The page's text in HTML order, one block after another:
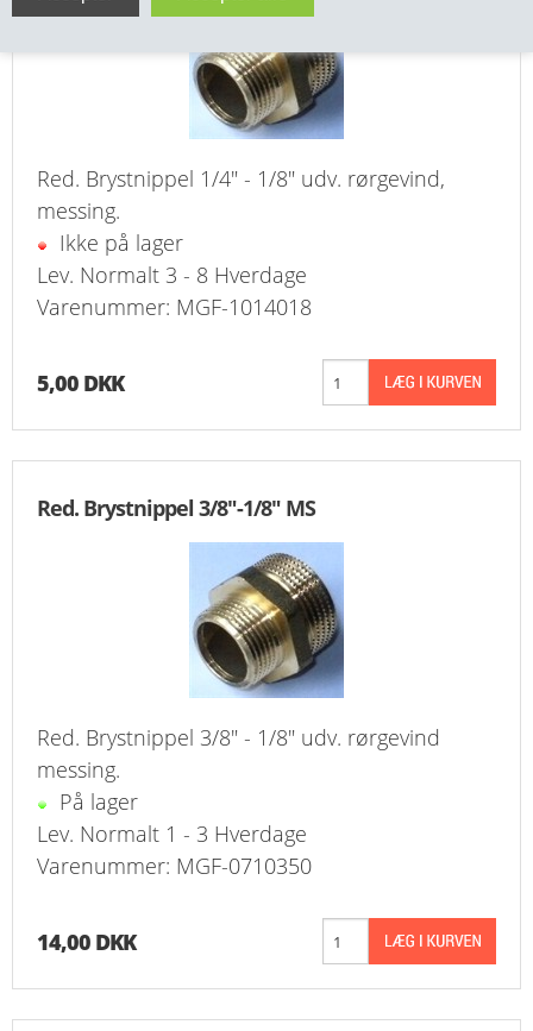
ENTREPENØRARBEJDE- & UDSTYR
VÆRKTØJ
BEFÆSTIGELSE
BESPÆNDING, GUMMIDELE M.M.
MATERIEL HÅNDTERING
FORSIDE
KURV
PROFIL
VILKÅR
FAQ
KUNDECENTER
Red. Brystnippel 1/4" - 1/8" udv. rørgevind,
messing.
Ikke på lager
Lev. Normalt 3 - 8 Hverdage
Varenummer: MGF-1014018
5,00 DKK
Red. Brystnippel 3/8"-1/8" MS
Red. Brystnippel 3/8" - 1/8" udv. rørgevind
messing.
På lager
Lev. Normalt 1 - 3 Hverdage
Varenummer: MGF-0710350
14,00 DKK